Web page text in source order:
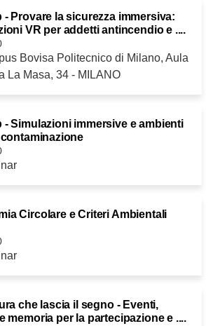
- Provare la sicurezza immersiva:
VR per addetti antincendio e ....
Bovisa Politecnico di Milano, Aula
La Masa, 34 - MILANO
- Simulazioni immersive e ambienti
Circolare e Criteri Ambientali
che lascia il segno - Eventi,
memoria per la partecipazione e ....